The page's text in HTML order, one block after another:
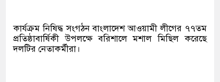
কার্যক্রম নিষিদ্ধ সংগঠন বাংলাদেশ আওয়ামী লীগের ৭৭তম
প্রতিষ্ঠাবার্ষিকী উপলক্ষে বরিশালে মশাল মিছিল করেছে
দলটির নেতাকর্মীরা।